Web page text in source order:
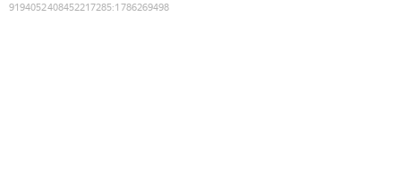
9194052408452217285:1786269498